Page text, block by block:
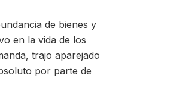
de bienes y
en la vida de los
trajo aparejado
por parte de